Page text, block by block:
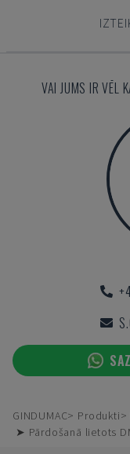
VAI JUMS IR VĒL
GINDUMAC Produkti
➤ Pārdošanā lietots